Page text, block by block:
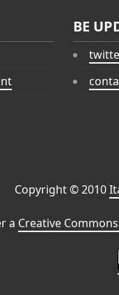
BE
Copyright © 2010
a Creative